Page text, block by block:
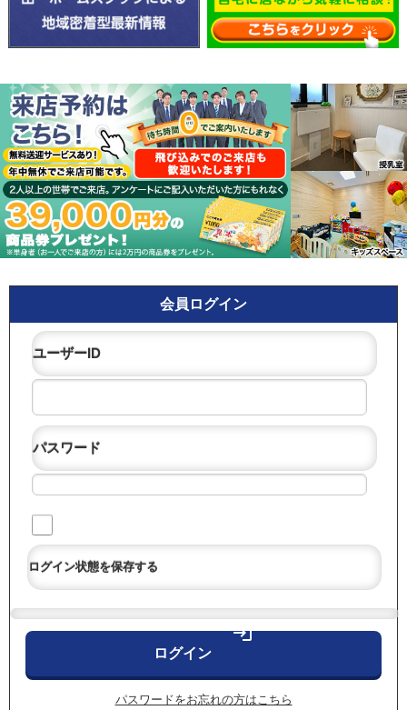
会員ログイン
ユーザーID
パスワード
ログイン状態を保存する
login
パスワードをお忘れの方はこちら